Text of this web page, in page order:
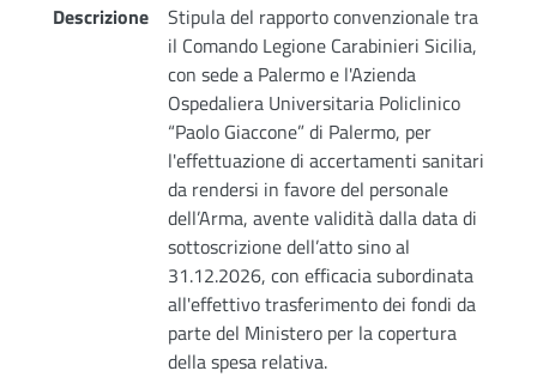
Descrizione
Stipula del rapporto convenzionale tra
il Comando Legione Carabinieri Sicilia,
con sede a Palermo e l'Azienda
Ospedaliera Universitaria Policlinico
“Paolo Giaccone” di Palermo, per
l'effettuazione di accertamenti sanitari
da rendersi in favore del personale
dell’Arma, avente validità dalla data di
sottoscrizione dell’atto sino al
31.12.2026, con efficacia subordinata
all'effettivo trasferimento dei fondi da
parte del Ministero per la copertura
della spesa relativa.